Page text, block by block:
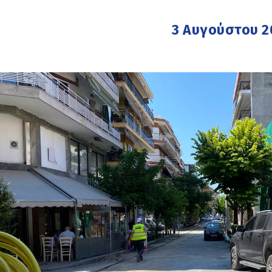
3 Αυγούστου